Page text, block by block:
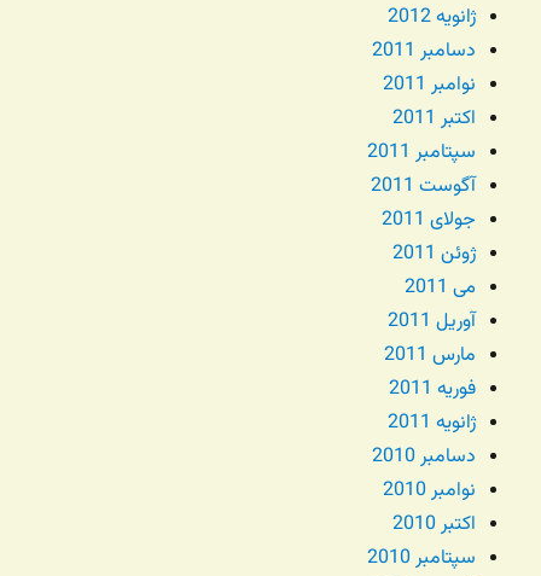
ژانویه 2012
دسامبر 2011
نوامبر 2011
اکتبر 2011
سپتامبر 2011
آگوست 2011
جولای 2011
ژوئن 2011
می 2011
آوریل 2011
مارس 2011
فوریه 2011
ژانویه 2011
دسامبر 2010
نوامبر 2010
اکتبر 2010
سپتامبر 2010